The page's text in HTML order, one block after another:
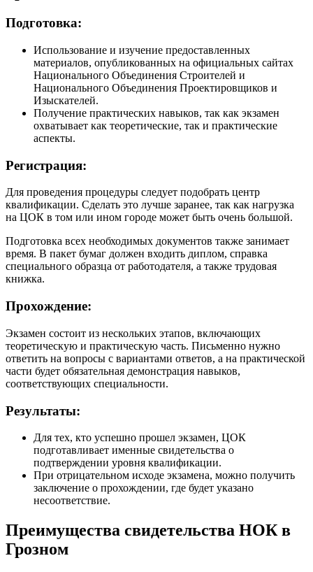
Подготовка:
Использование и изучение предоставленных
материалов, опубликованных на официальных сайтах
Национального Объединения Строителей и
Национального Объединения Проектировщиков и
Изыскателей.
Получение практических навыков, так как экзамен
охватывает как теоретические, так и практические
аспекты.
Регистрация:
Для проведения процедуры следует подобрать центр
квалификации. Сделать это лучше заранее, так как нагрузка
на ЦОК в том или ином городе может быть очень большой.
Подготовка всех необходимых документов также занимает
время. В пакет бумаг должен входить диплом, справка
специального образца от работодателя, а также трудовая
книжка.
Прохождение:
Экзамен состоит из нескольких этапов, включающих
теоретическую и практическую часть. Письменно нужно
ответить на вопросы с вариантами ответов, а на практической
части будет обязательная демонстрация навыков,
соответствующих специальности.
Результаты:
Для тех, кто успешно прошел экзамен, ЦОК
подготавливает именные свидетельства о
подтверждении уровня квалификации.
При отрицательном исходе экзамена, можно получить
заключение о прохождении, где будет указано
несоответствие.
Преимущества свидетельства НОК в
Грозном